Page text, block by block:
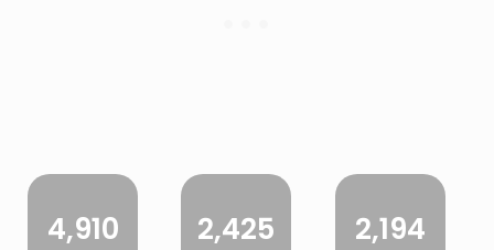
4,910 2,425 2,194